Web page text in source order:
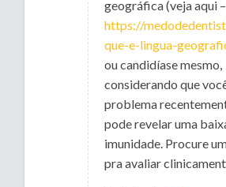
geográfica (veja aqui
https://
que-e-lingua-
ou candidíase mesmo,
considerando que
problema
pode revelar uma
imunidade. Procure
pra avaliar